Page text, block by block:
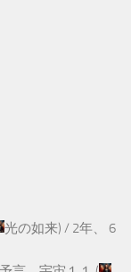
光の如来) / 2年、 6